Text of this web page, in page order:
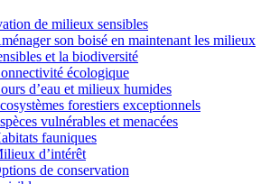
de milieux sensibles
son boisé en maintenant les milieux
et la biodiversité
écologique
d’eau et milieux humides
forestiers exceptionnels
vulnérables et menacées
fauniques
d’intérêt
de conservation